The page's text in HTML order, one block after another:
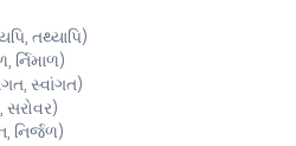
તથ્યાપિ)
ર્નિમાળ)
સ્વાંગત)
સરોવર)
નિર્જળ)